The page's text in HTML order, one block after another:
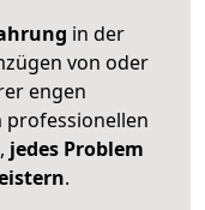
in der
von oder
engen
jedes Problem
.